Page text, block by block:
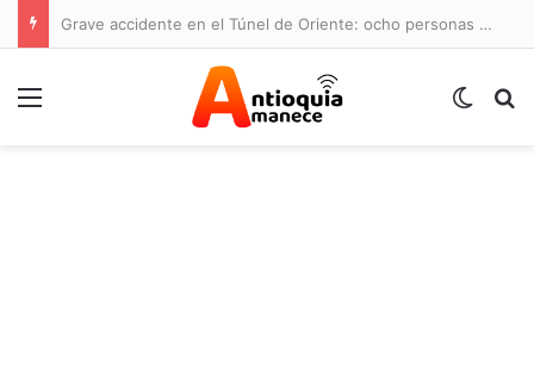
Grave accidente en el Túnel de Oriente: ocho personas lesionadas y cierre de la vía
Menú